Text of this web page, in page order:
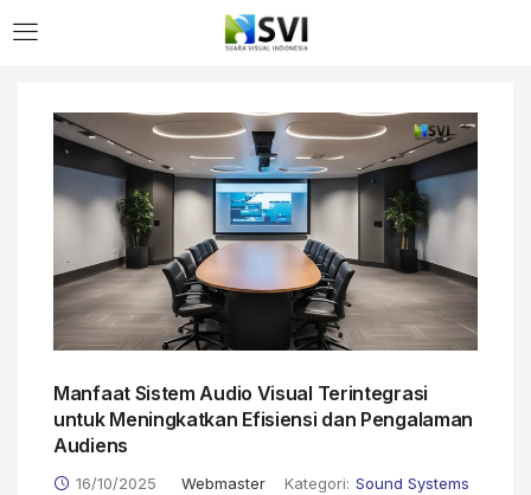
Manfaat Sistem Audio Visual Terintegrasi
untuk Meningkatkan Efisiensi dan Pengalaman
Audiens
16/10/2025 Webmaster Kategori: Sound Systems